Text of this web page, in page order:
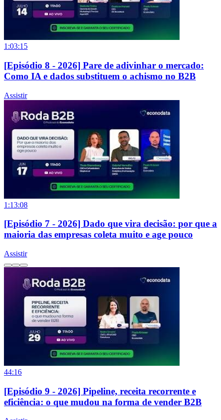
1:03:15
[Episódio 8 - 2026] Pare de adivinhar o mercado:
Como IA e dados substituem o achismo no B2B
Assistir
1:13:08
[Episódio 7 - 2026] Dado que vira decisão: por que a
maioria das empresas coleta muito e age pouco
Assistir
44:16
[Episódio 9 - 2026] Pipeline, receita recorrente e
eficiência: o que mudou na forma de vender B2B